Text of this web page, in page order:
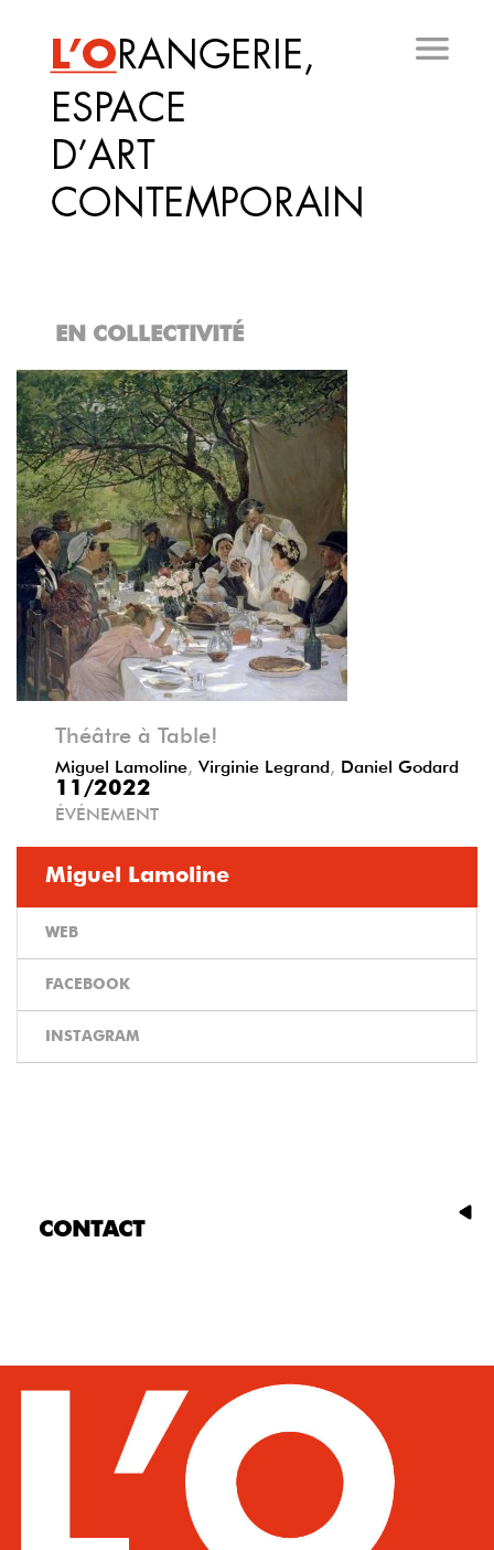
principal
EN COLLECTIVITÉ
Théâtre à Table!
Miguel Lamoline Virginie Legrand Daniel Godard
11/2022
ÉVÉNEMENT
Miguel Lamoline
WEB
FACEBOOK
INSTAGRAM
CONTACT